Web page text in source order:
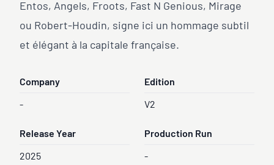
Entos, Angels, Froots, Fast N Genious, Mirage
ou Robert-Houdin, signe ici un hommage subtil
et élégant à la capitale française.
Company
-
Edition
V2
Release Year
2025
Production Run
-